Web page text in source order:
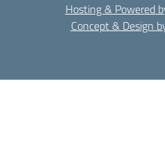
Hosting & Powered
Concept & Design